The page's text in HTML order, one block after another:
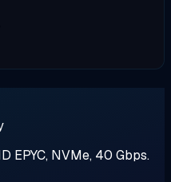
EPYC, NVMe, 40 Gbps.